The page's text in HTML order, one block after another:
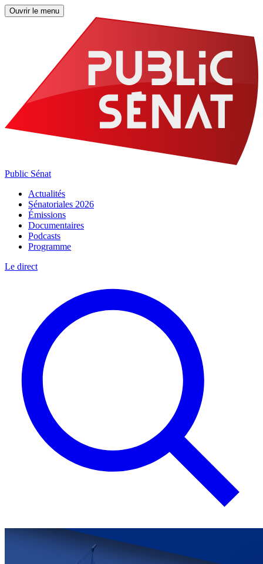
Ouvrir le menu
Public Sénat
Actualités
Sénatoriales 2026
Émissions
Documentaires
Podcasts
Programme
Le direct